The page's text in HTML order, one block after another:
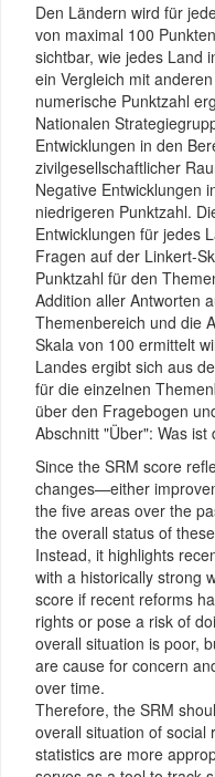
Den Ländern wird für
von maximal 100
sichtbar, wie jedes Land
ein Vergleich mit
numerische Punktzahl
Nationalen
Entwicklungen in den
zivilgesellschaftlicher
Negative Entwicklungen
niedrigeren Punktzahl.
Entwicklungen für jedes
Fragen auf der Linkert-
Punktzahl für den
Addition aller Antworten
Themenbereich und die
Skala von 100 ermittelt
Landes ergibt sich aus
für die einzelnen
über den Fragebogen
Abschnitt "Über": Was ist
Since the SRM score
changes—either
the five areas over the
the overall status of
Instead, it highlights
with a historically strong
score if recent reforms
rights or pose a risk of
overall situation is poor,
are cause for concern
over time.
Therefore, the SRM
overall situation of
statistics are more